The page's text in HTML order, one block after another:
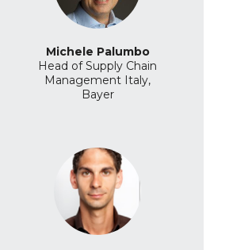
Michele Palumbo
Head of Supply Chain
Management Italy,
Bayer